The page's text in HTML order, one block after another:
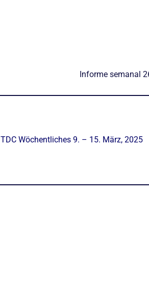
Informe semanal
TDC Wöchentliches 9. – 15. März, 2025